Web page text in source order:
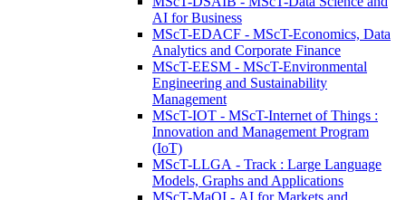
AI for Business
MScT-EDACF - MScT-Economics, Data
Analytics and Corporate Finance
MScT-EESM - MScT-Environmental
Engineering and Sustainability
Management
MScT-IOT - MScT-Internet of Things :
Innovation and Management Program
(IoT)
MScT-LLGA - Track : Large Language
Models, Graphs and Applications
MScT-MaQI - AI for Markets and